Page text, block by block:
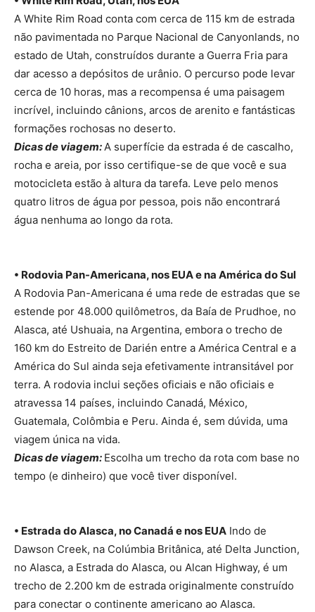
A White Rim Road conta com cerca de 115 km de estrada
não pavimentada no Parque Nacional de Canyonlands, no
estado de Utah, construídos durante a Guerra Fria para
dar acesso a depósitos de urânio. O percurso pode levar
cerca de 10 horas, mas a recompensa é uma paisagem
incrível, incluindo cânions, arcos de arenito e fantásticas
formações rochosas no deserto.
Dicas de viagem:A superfície da estrada é de cascalho,
rocha e areia, por isso certifique-se de que você e sua
motocicleta estão à altura da tarefa. Leve pelo menos
quatro litros de água por pessoa, pois não encontrará
água nenhuma ao longo da rota.
• Rodovia Pan-Americana, nos EUA e na América do Sul
A Rodovia Pan-Americana é uma rede de estradas que se
estende por 48.000 quilômetros, da Baía de Prudhoe, no
Alasca, até Ushuaia, na Argentina, embora o trecho de
160 km do Estreito de Darién entre a América Central e a
América do Sul ainda seja efetivamente intransitável por
terra. A rodovia inclui seções oficiais e não oficiais e
atravessa 14 países, incluindo Canadá, México,
Guatemala, Colômbia e Peru. Ainda é, sem dúvida, uma
viagem única na vida.
Dicas de viagem: Escolha um trecho da rota com base no
tempo (e dinheiro) que você tiver disponível.
• Estrada do Alasca, no Canadá e nos EUA Indo de
Dawson Creek, na Colúmbia Britânica, até Delta Junction,
no Alasca, a Estrada do Alasca, ou Alcan Highway, é um
trecho de 2.200 km de estrada originalmente construído
para conectar o continente americano ao Alasca.